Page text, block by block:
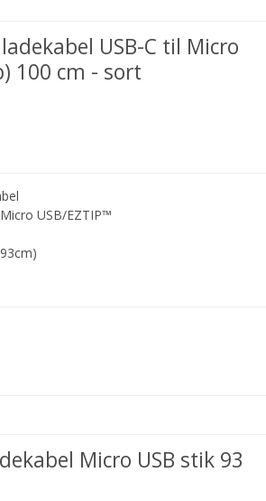
USB-C til Micro
100 cm - sort
USB/EZTIP™
Micro USB stik 93